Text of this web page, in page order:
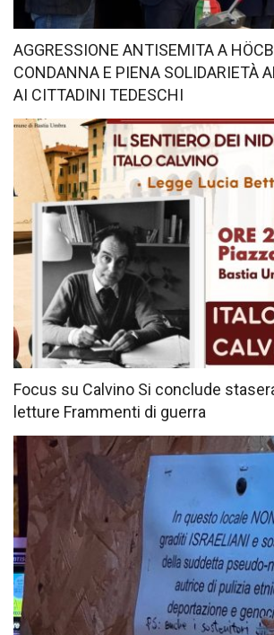
AGGRESSIONE ANTISEMITA A
CONDANNA E PIENA SOLIDARIETÀ
AI CITTADINI TEDESCHI
Focus su Calvino Si conclude
letture Frammenti di guerra